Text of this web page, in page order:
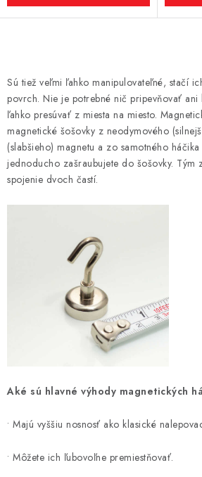
v
l
á
d
a
c
i
e
s
Sú tiež veľmi ľahko manipulovateľné, stačí
povrch. Nie je potrebné nič pripevňovať
ľahko presúvať z miesta na miesto.
magnetické šošovky z neodymového
(slabšieho) magnetu a zo samotného
jednoducho zašraubujete do šošovky. Tým
spojenie dvoch častí.
Aké sú hlavné výhody magnetických
• Majú vyššiu nosnosť ako klasické
• Môžete ich ľubovoľne premiestňovať.